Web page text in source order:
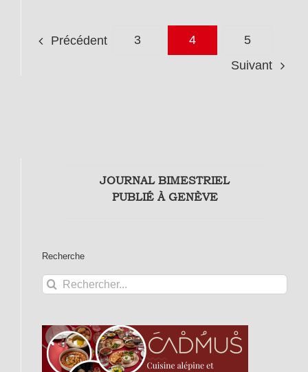
Précédent 3 4
5
Suivant
JOURNAL BIMESTRIEL
PUBLIÉ À GENÈVE
Recherche
Rechercher: